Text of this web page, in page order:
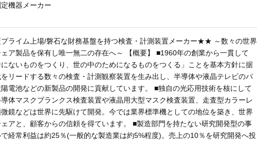
機器メーカー
ライム上場/磐石な財務基盤を持つ検査・計測装置メーカー★★ ～数々の世界
ェア製品を保有し唯一無二の存在へ～ 【概要】 ■1960年の創業から一貫して
にないものをつくり、世の中のためになるものをつくる」ことを基本方針に据
をリードする数々の検査・計測観察装置を生み出し、半導体や液晶テレビのパ
電池などの新製品の開発に貢献しています。 ■独自の光応用技術を核にして
体マスクブランクス検査装置や液晶用大型マスク検査装置、走査型カラーレ
鏡などは世界に先駆けて開発。今では業界標準機としての地位を築き、世界
ェアと、顧客からの信頼を得ています。 ■製造部門を持たない研究開発型の事
経常利益は約25％(一般的な製造業は約5%程度)。売上の10％を研究開発へ投